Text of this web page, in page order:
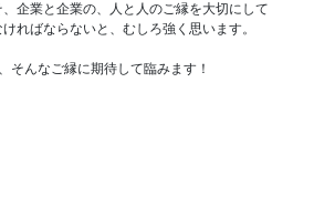
企業と企業の、人と人のご縁を大切にして
ればならないと、むしろ強く思います。
そんなご縁に期待して臨みます！